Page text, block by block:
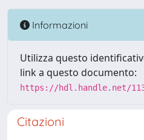
Informazioni
Utilizza questo
link a questo documento:
https://hdl.handle.net/
Citazioni